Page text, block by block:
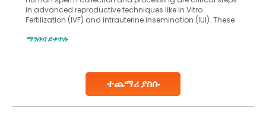
ተጨማሪ ያስሱ
in advanced reproductive techniques like In Vitro
Fertilization (IVF) and intrauterine insemination (IUI). These
challenges and help couples achieve their dream of
collected, they process the
ማንበብ ይቀጥሉ